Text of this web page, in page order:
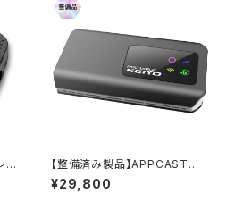
ス
【整備済み製品】APPCASTⅢ
AN-S129 ※返品不可
¥29,800